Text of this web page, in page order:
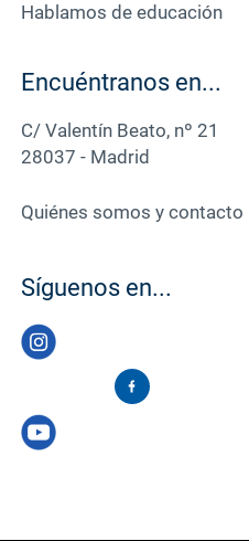
Hablamos de educación
Encuéntranos en...
C/ Valentín Beato, nº 21
28037 - Madrid
Quiénes somos y contacto
Síguenos en...